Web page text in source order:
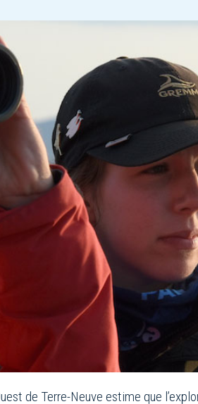
de Terre-Neuve estime que